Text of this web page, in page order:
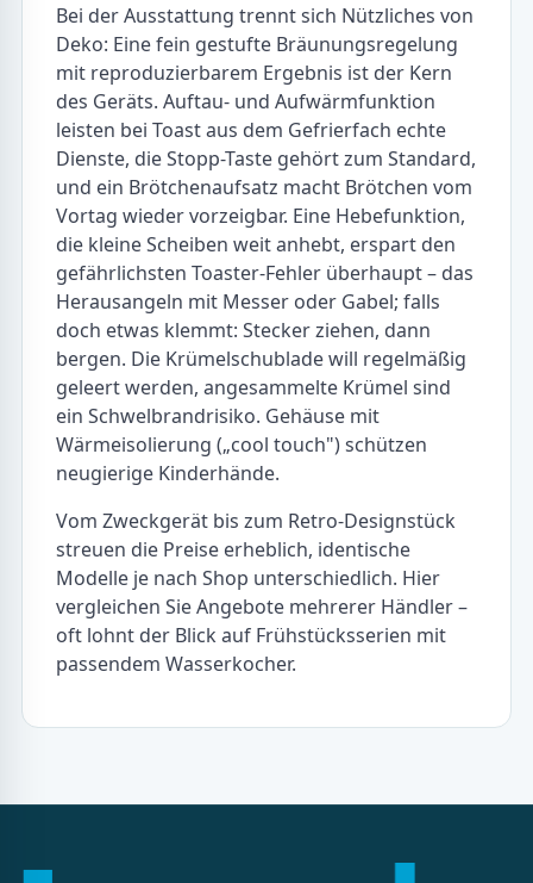
Bei der Ausstattung trennt sich Nützliches von
Deko: Eine fein gestufte Bräunungsregelung
mit reproduzierbarem Ergebnis ist der Kern
des Geräts. Auftau- und Aufwärmfunktion
leisten bei Toast aus dem Gefrierfach echte
Dienste, die Stopp-Taste gehört zum Standard,
und ein Brötchenaufsatz macht Brötchen vom
Vortag wieder vorzeigbar. Eine Hebefunktion,
die kleine Scheiben weit anhebt, erspart den
gefährlichsten Toaster-Fehler überhaupt – das
Herausangeln mit Messer oder Gabel; falls
doch etwas klemmt: Stecker ziehen, dann
bergen. Die Krümelschublade will regelmäßig
geleert werden, angesammelte Krümel sind
ein Schwelbrandrisiko. Gehäuse mit
Wärmeisolierung („cool touch") schützen
neugierige Kinderhände.
Vom Zweckgerät bis zum Retro-Designstück
streuen die Preise erheblich, identische
Modelle je nach Shop unterschiedlich. Hier
vergleichen Sie Angebote mehrerer Händler –
oft lohnt der Blick auf Frühstücksserien mit
passendem Wasserkocher.